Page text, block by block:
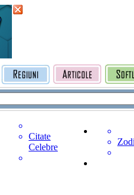
Citate
Celebre